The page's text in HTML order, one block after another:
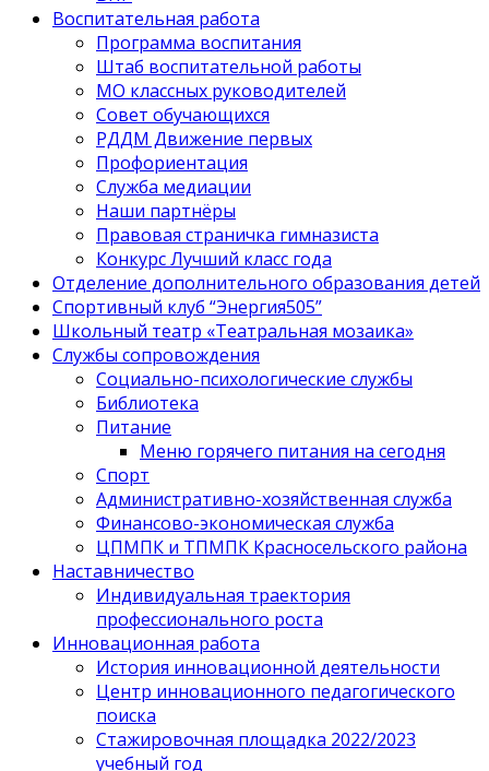
Воспитательная работа
Программа воспитания
Штаб воспитательной работы
МО классных руководителей
Совет обучающихся
РДДМ Движение первых
Профориентация
Служба медиации
Наши партнёры
Правовая страничка гимназиста
Конкурс Лучший класс года
Отделение дополнительного образования детей
Спортивный клуб “Энергия505”
Школьный театр «Театральная мозаика»
Службы сопровождения
Социально-психологические службы
Библиотека
Питание
Меню горячего питания на сегодня
Спорт
Административно-хозяйственная служба
Финансово-экономическая служба
ЦПМПК и ТПМПК Красносельского района
Наставничество
Индивидуальная траектория
профессионального роста
Инновационная работа
История инновационной деятельности
Центр инновационного педагогического
поиска
Стажировочная площадка 2022/2023
учебный год